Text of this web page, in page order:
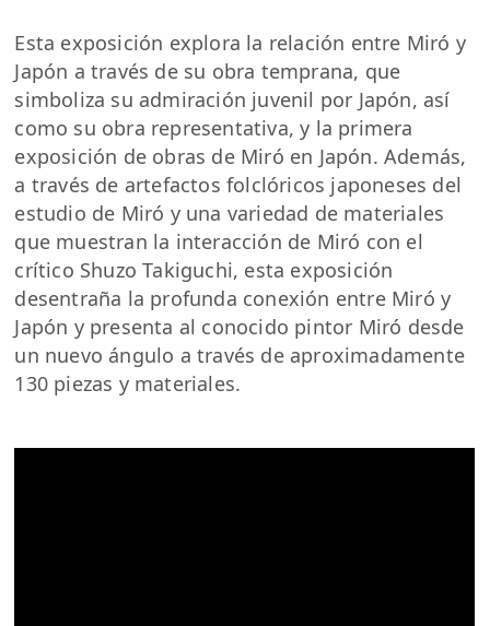
Esta exposición explora la relación entre Miró y
Japón a través de su obra temprana, que
simboliza su admiración juvenil por Japón, así
como su obra representativa, y la primera
exposición de obras de Miró en Japón. Además,
a través de artefactos folclóricos japoneses del
estudio de Miró y una variedad de materiales
que muestran la interacción de Miró con el
crítico Shuzo Takiguchi, esta exposición
desentraña la profunda conexión entre Miró y
Japón y presenta al conocido pintor Miró desde
un nuevo ángulo a través de aproximadamente
130 piezas y materiales.